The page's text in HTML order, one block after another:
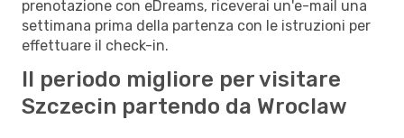
prenotazione con eDreams, riceverai un'e-mail una
settimana prima della partenza con le istruzioni per
effettuare il check-in.
Il periodo migliore per visitare
Szczecin partendo da Wroclaw